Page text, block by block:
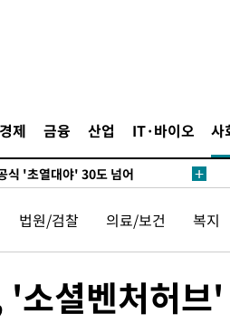
경제 금융 산업 IT·바이오 사
대 안해…안정 전력 위해 불가피"
한축구협회·축구회관 등 압수수
…4%대 급락
식 '초열대야' 30도 넘어
내린 6478.75 개장
달 연속 사상 최대
3개 산불, 방화선 일부 구축
법원/검찰 의료/보건 복지
소셜벤처허브